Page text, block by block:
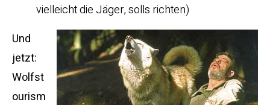
vielleicht die Jäger, solls richten)
Und
jetzt:
Wolfst
ourism